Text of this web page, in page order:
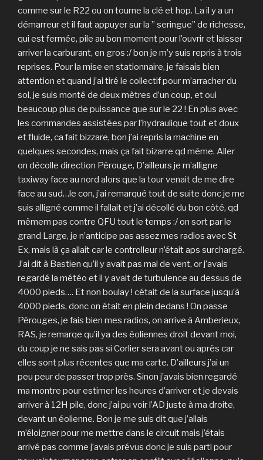
comme sur le R22 ou on tourne la clé et hop. La il y a un
démarreur et il faut appuyer sur la ” seringue” de richesse,
qui est fermée, pile au bon moment pour l’ouvrir et laisser
arriver la carburant, en gros :/ bon je m’y suis repris à trois
reprises. Pour la mise en stationnaire, je faisais bien
attention et quand j’ai tiré le collectif pour m’arracher du
sol, je suis monté de deux mètres d’un coup, et oui
beaucoup plus de puissance que sur le 22 ! En plus avec
les commandes assistées par l’hydraulique tout et doux
et fluide, ca fait bizzare, bon j’ai repris la machine en
quelques secondes, mais ça fait bizarre qd même. Aller
on décolle direction Pérouge, D’ailleurs je m’alligne
taxiway face au nord alors que la tour venait de me dire
face au sud…le con, j’ai remarqué tout de suite donc je me
suis alligné comme il fallait et j’ai décollé du bon côté, qd
mêmem pas contre QFU tout le temps :/ on sort par le
grand Large, je n’anticipe pas assez mes radios avec St
Ex, mais là ça allait car le controlleur n’était aps surchargé.
J’ai dit à Bastien qu’il y avait pas mal de vent, or j’avais
regardé la météo et il y avait de turbulence au dessus de
4000 pieds…. Et non boulay ! cétait de la surface jusqu’à
4000 pieds, donc on était en plein dedans ! On passe
Pérouges, je fais bien mes radios, on arrive à Amberieux,
RAS, je remarqe qu’il ya des éoliennes droit devant moi,
du coup je ne sais pas si Corlier sera avant ou après car
elles sont plus récentes que ma carte. D’ailleurs j’ai un
peu peur de passer trop près. Sinon j’avais bien regardé
ma montre pour estimer les heures d’arriver et je devais
arriver à 12H pile, donc j’ai pu voir l’AD juste à ma droite,
devant un éolienne. Bon je me suis dit que j’allais
m’éloigner pour me mettre dans le circuit mais j’étais
arrivé pas comme j’avais prévus donc je suis parti pour